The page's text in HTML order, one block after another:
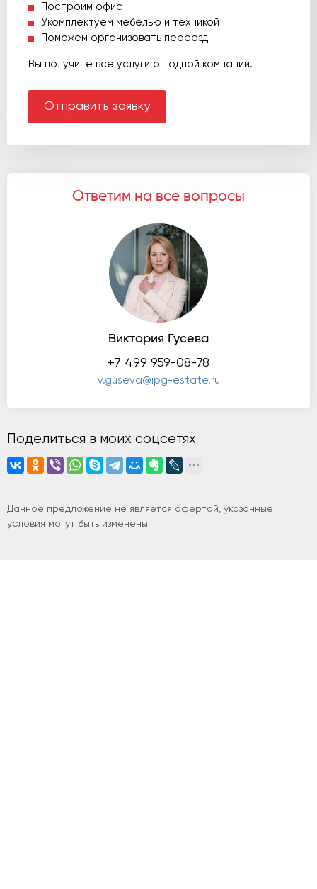
Построим офис
Укомплектуем мебелью и техникой
Поможем организовать переезд
Вы получите все услуги от одной компании.
Отправить заявку
Ответим на все вопросы
Виктория Гусева
+7 499 959-08-78
v.guseva@ipg-estate.ru
Поделиться в моих соцсетях
Данное предложение не является офертой, указанные
условия могут быть изменены